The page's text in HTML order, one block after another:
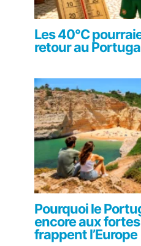
Les 40°C
retour au
Pourquoi le
encore aux
frappent l’Europe